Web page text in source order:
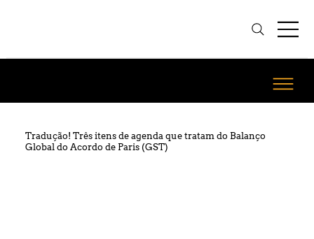
Tradução! Três itens de agenda que tratam do Balanço
Global do Acordo de Paris (GST)